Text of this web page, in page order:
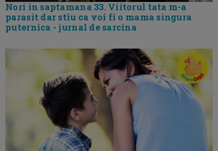
Nori in saptamana 33. Viitorul tata m-a
parasit dar stiu ca voi fi o mama singura
puternica - jurnal de sarcina